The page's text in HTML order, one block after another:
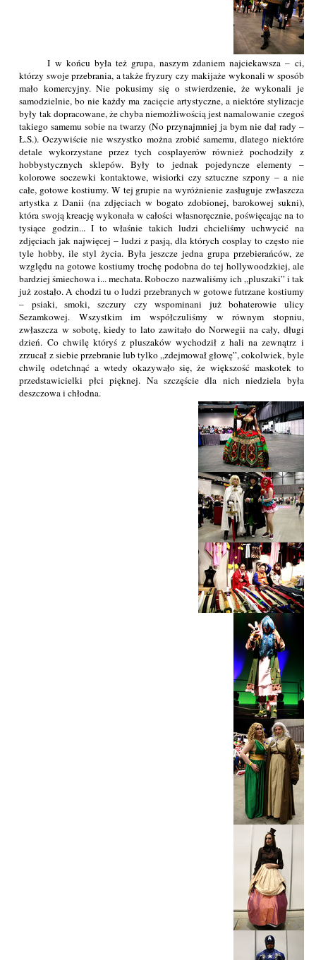
I w końcu była też grupa, naszym zdaniem najciekawsza – ci,
którzy swoje przebrania, a także fryzury czy makijaże wykonali w sposób
mało komercyjny. Nie pokusimy się o stwierdzenie, że wykonali je
samodzielnie, bo nie każdy ma zacięcie artystyczne, a niektóre stylizacje
były tak dopracowane, że chyba niemożliwością jest namalowanie czegoś
takiego samemu sobie na twarzy (No przynajmniej ja bym nie dał rady –
Ł.S.). Oczywiście nie wszystko można zrobić samemu, dlatego niektóre
detale wykorzystane przez tych cosplayerów również pochodziły z
hobbystycznych sklepów. Były to jednak pojedyncze elementy –
kolorowe soczewki kontaktowe, wisiorki czy sztuczne szpony – a nie
całe, gotowe kostiumy. W tej grupie na wyróżnienie zasługuje zwłaszcza
artystka z Danii (na zdjęciach w bogato zdobionej, barokowej sukni),
która swoją kreację wykonała w całości własnoręcznie, poświęcając na to
tysiące godzin... I to właśnie takich ludzi chcieliśmy uchwycić na
zdjęciach jak najwięcej – ludzi z pasją, dla których cosplay to często nie
tyle hobby, ile styl życia. Była jeszcze jedna grupa przebierańców, ze
względu na gotowe kostiumy trochę podobna do tej hollywoodzkiej, ale
bardziej śmiechowa i... mechata. Roboczo nazwaliśmy ich „pluszaki” i tak
już zostało. A chodzi tu o ludzi przebranych w gotowe futrzane kostiumy
– psiaki, smoki, szczury czy wspominani już bohaterowie ulicy
Sezamkowej. Wszystkim im współczuliśmy w równym stopniu,
zwłaszcza w sobotę, kiedy to lato zawitało do Norwegii na cały, długi
dzień. Co chwilę któryś z pluszaków wychodził z hali na zewnątrz i
zrzucał z siebie przebranie lub tylko „zdejmował głowę”, cokolwiek, byle
chwilę odetchnąć a wtedy okazywało się, że większość maskotek to
przedstawicielki płci pięknej. Na szczęście dla nich niedziela była
deszczowa i chłodna.